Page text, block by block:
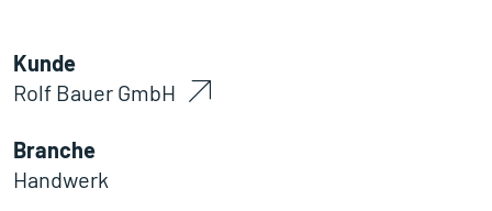
Kunde
Rolf Bauer GmbH
Branche
Handwerk